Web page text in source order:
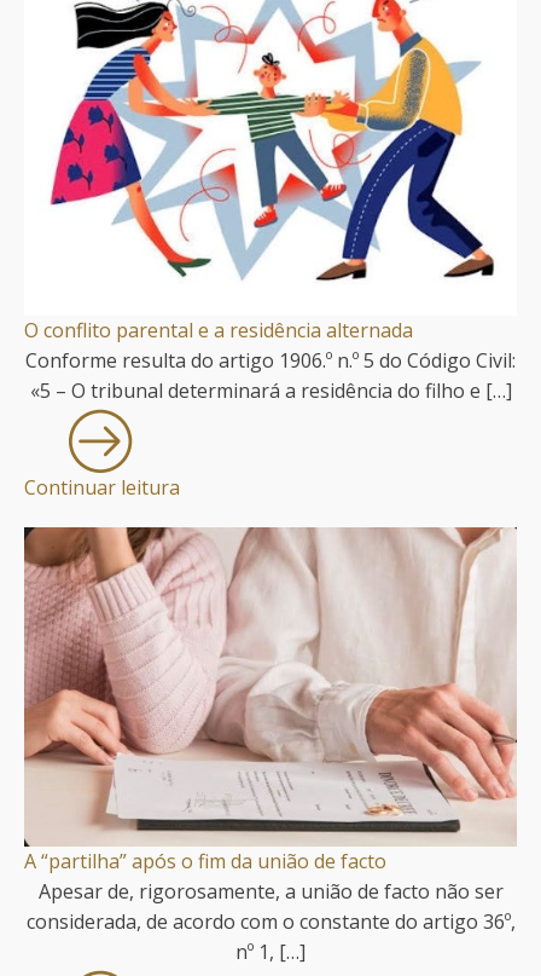
O conflito parental e a residência alternada
Conforme resulta do artigo 1906.º n.º 5 do Código Civil:
«5 – O tribunal determinará a residência do filho e […]
Continuar leitura
A “partilha” após o fim da união de facto
Apesar de, rigorosamente, a união de facto não ser
considerada, de acordo com o constante do artigo 36º,
nº 1, […]